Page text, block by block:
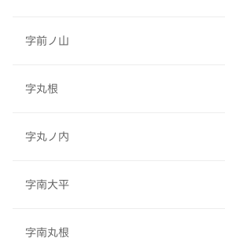
字前ノ山
字丸根
字丸ノ内
字南大平
字南丸根